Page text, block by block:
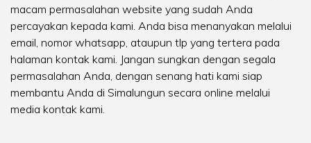
macam permasalahan website yang sudah Anda
percayakan kepada kami. Anda bisa menanyakan melalui
email, nomor whatsapp, ataupun tlp yang tertera pada
halaman kontak kami. Jangan sungkan dengan segala
permasalahan Anda, dengan senang hati kami siap
membantu Anda di Simalungun secara online melalui
media kontak kami.